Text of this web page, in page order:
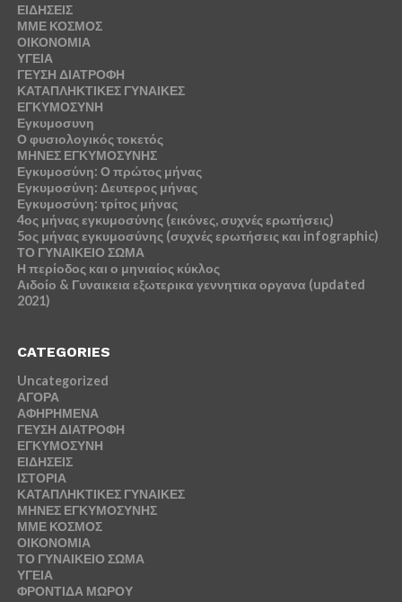
ΕΙΔΗΣΕΙΣ
ΜΜΕ ΚΟΣΜΟΣ
ΟΙΚΟΝΟΜΙΑ
ΥΓΕΙΑ
ΓΕΥΣΗ ΔΙΑΤΡΟΦΗ
ΚΑΤΑΠΛΗΚΤΙΚΕΣ ΓΥΝΑΙΚΕΣ
ΕΓΚΥΜΟΣΥΝΗ
Εγκυμοσυνη
Ο φυσιολογικός τοκετός
ΜΗΝΕΣ ΕΓΚΥΜΟΣΥΝΗΣ
Εγκυμοσύνη: Ο πρώτος μήνας
Εγκυμοσύνη: Δευτερος μήνας
Εγκυμοσύνη: τρίτος μήνας
4ος μήνας εγκυμοσύνης (εικόνες, συχνές ερωτήσεις)
5ος μήνας εγκυμοσύνης (συχνές ερωτήσεις και infographic)
ΤΟ ΓΥΝΑΙΚΕΙΟ ΣΩΜΑ
Η περίοδος και ο μηνιαίος κύκλος
Αιδοίο & Γυναικεια εξωτερικα γεννητικα οργανα (updated
2021)
CATEGORIES
Uncategorized
ΑΓΟΡΑ
ΑΦΗΡΗΜΕΝΑ
ΓΕΥΣΗ ΔΙΑΤΡΟΦΗ
ΕΓΚΥΜΟΣΥΝΗ
ΕΙΔΗΣΕΙΣ
ΙΣΤΟΡΙΑ
ΚΑΤΑΠΛΗΚΤΙΚΕΣ ΓΥΝΑΙΚΕΣ
ΜΗΝΕΣ ΕΓΚΥΜΟΣΥΝΗΣ
ΜΜΕ ΚΟΣΜΟΣ
ΟΙΚΟΝΟΜΙΑ
ΤΟ ΓΥΝΑΙΚΕΙΟ ΣΩΜΑ
ΥΓΕΙΑ
ΦΡΟΝΤΙΔΑ ΜΩΡΟΥ